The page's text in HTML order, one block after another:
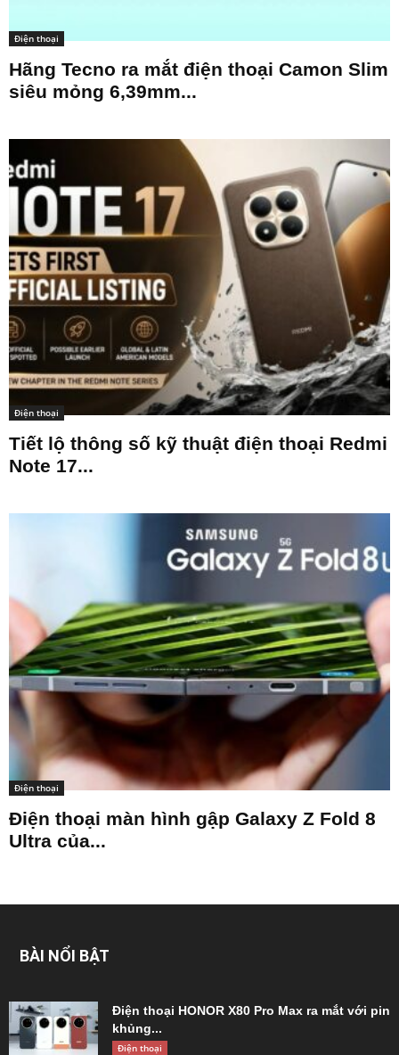
Điện thoại
Hãng Tecno ra mắt điện thoại Camon Slim
siêu mỏng 6,39mm...
Điện thoại
Tiết lộ thông số kỹ thuật điện thoại Redmi
Note 17...
Điện thoại
Điện thoại màn hình gập Galaxy Z Fold 8
Ultra của...
BÀI NỔI BẬT
Điện thoại HONOR X80 Pro Max ra mắt với pin
khủng...
Điện thoại